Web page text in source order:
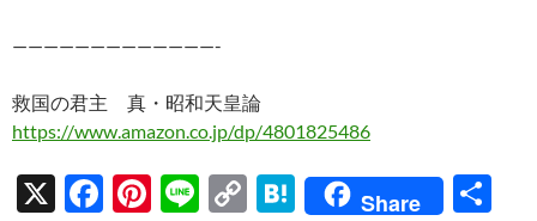
—————————————-
救国の君主 真・昭和天皇論
https://www.amazon.co.jp/dp/4801825486
X
F
Pi Li
C
H
Share